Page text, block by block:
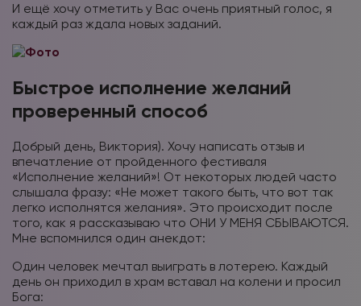
И ещё хочу отметить у Вас очень приятный голос, я
каждый раз ждала новых заданий.
Быстрое исполнение желаний
проверенный способ
Добрый день, Виктория). Хочу написать отзыв и
впечатление от пройденного фестиваля
«Исполнение желаний»! От некоторых людей часто
слышала фразу: «Не может такого быть, что вот так
легко исполнятся желания». Это происходит после
того, как я рассказываю что ОНИ У МЕНЯ СБЫВАЮТСЯ.
Мне вспомнился один анекдот:
Один человек мечтал выиграть в лотерею. Каждый
день он приходил в храм вставал на колени и просил
Бога: